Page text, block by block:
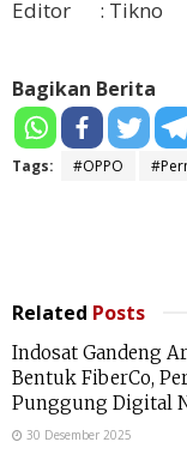
Editor : Tikno
Bagikan Berita
Tags: #OPPO
Related Posts
Indosat Gandeng
Bentuk FiberCo,
Punggung Digital
30 Desember 2025